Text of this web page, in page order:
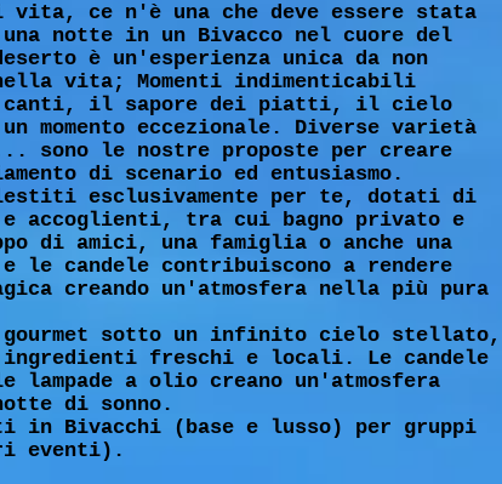
ce n'è una che deve essere stata
notte in un Bivacco nel cuore del
è un'esperienza unica da non
vita; Momenti indimenticabili
canti, il sapore dei piatti, il cielo
momento eccezionale. Diverse varietà
sono le nostre proposte per creare
di scenario ed entusiasmo.
esclusivamente per te, dotati di
accoglienti, tra cui bagno privato e
di amici, una famiglia o anche una
le candele contribuiscono a rendere
creando un'atmosfera nella più pura
gourmet sotto un infinito cielo stellato,
ingredienti freschi e locali. Le candele
lampade a olio creano un'atmosfera
di sonno.
in Bivacchi (base e lusso) per gruppi
eventi).